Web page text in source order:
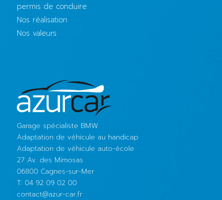
permis de conduire
Nos réalisation
Nos valeurs
Garage spécialiste BMW
Adaptation de véhicule au handicap
Adaptation de véhicule auto-école
27 Av. des Mimosas
06800 Cagnes-sur-Mer
T: 04 92 09 02 00
contact@azur-car.fr